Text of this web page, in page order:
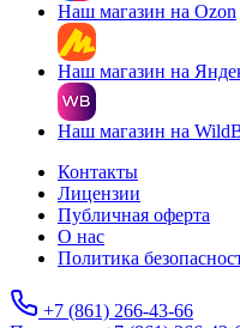
Наш магазин на Ozon
Наш магазин на
Наш магазин на
Контакты
Лицензии
Публичная оферта
О нас
Политика
+7 (861) 266-43-66